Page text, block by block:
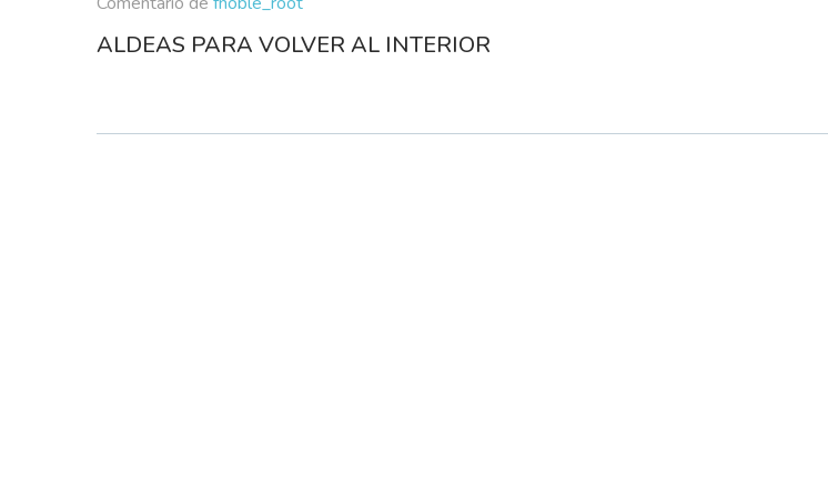
ALDEAS PARA VOLVER AL INTERIOR